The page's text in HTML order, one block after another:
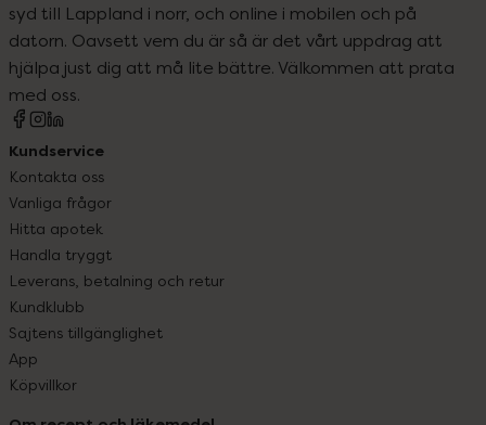
syd till Lappland i norr, och online i mobilen och på
datorn. Oavsett vem du är så är det vårt uppdrag att
hjälpa just dig att må lite bättre. Välkommen att prata
med oss.
Kundservice
Kontakta oss
Vanliga frågor
Hitta apotek
Handla tryggt
Leverans, betalning och retur
Kundklubb
Sajtens tillgänglighet
App
Köpvillkor